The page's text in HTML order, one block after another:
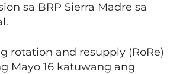
sa BRP Sierra Madre sa
rotation and resupply (RoRe)
Mayo 16 katuwang ang